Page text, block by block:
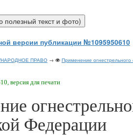
версии публикации №1095950610
ПРАВО → Применение
версия для печати
Федерации